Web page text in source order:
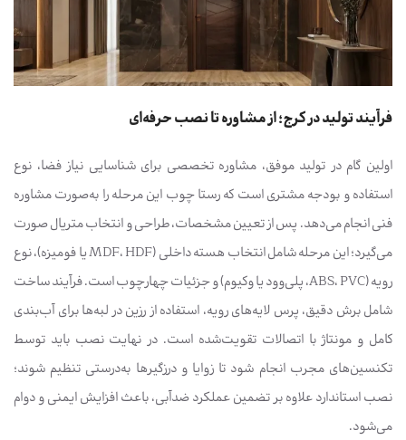
فرآیند تولید در کرج؛ از مشاوره تا نصب حرفه‌ای
اولین گام در تولید موفق، مشاوره تخصصی برای شناسایی نیاز فضا، نوع
استفاده و بودجه مشتری است که رستا چوب این مرحله را به‌صورت مشاوره
فنی انجام می‌دهد. پس از تعیین مشخصات، طراحی و انتخاب متریال صورت
می‌گیرد؛ این مرحله شامل انتخاب هسته داخلی (MDF، HDF یا فومیزه)، نوع
رویه (ABS، PVC، پلی‌وود یا وکیوم) و جزئیات چهارچوب است. فرآیند ساخت
شامل برش دقیق، پرس لایه‌های رویه، استفاده از رزین در لبه‌ها برای آب‌بندی
کامل و مونتاژ با اتصالات تقویت‌شده است. در نهایت نصب باید توسط
تکنسین‌های مجرب انجام شود تا زوایا و درزگیرها به‌درستی تنظیم شوند؛
نصب استاندارد علاوه بر تضمین عملکرد ضدآبی، باعث افزایش ایمنی و دوام
می‌شود.